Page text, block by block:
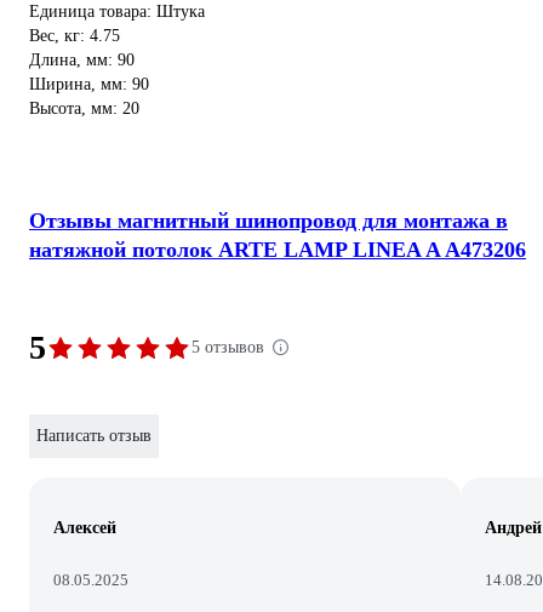
Единица товара: Штука
Вес, кг: 4.75
Длина, мм: 90
Ширина, мм: 90
Высота, мм: 20
Отзывы магнитный шинопровод для монтажа в
натяжной потолок ARTE LAMP LINEA A A473206
5 5 отзывов
Написать отзыв
Алексей
08.05.2025
Андрей